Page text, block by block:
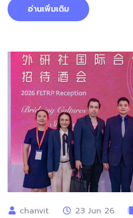
อ่านเพิ่มเติม
chanvit 23 Jun 26